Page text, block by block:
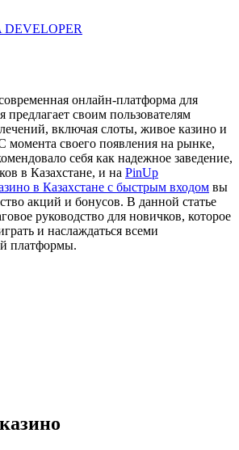
DEVELOPER
онлайн-платформа для
предлагает своим пользователям
включая слоты, живое казино и
момента своего появления на рынке,
себя как надежное заведение,
в Казахстане, и на PinUp
в Казахстане с быстрым входом вы
акций и бонусов. В данной статье
руководство для новичков, которое
и наслаждаться всеми
платформы.